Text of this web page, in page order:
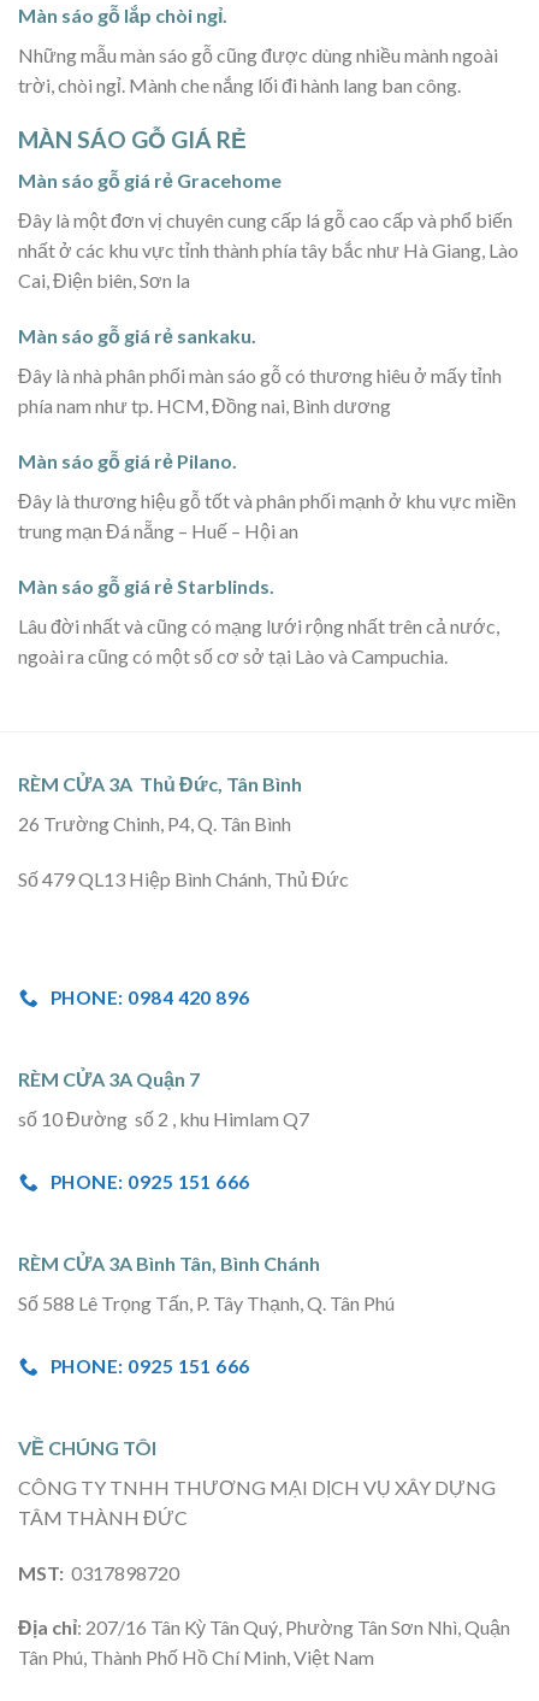
Màn sáo gỗ lắp chòi ngỉ.
Những mẫu màn sáo gỗ cũng được dùng nhiều mành ngoài
trời, chòi ngỉ. Mành che nắng lối đi hành lang ban công.
MÀN SÁO GỖ GIÁ RẺ
Màn sáo gỗ giá rẻ Gracehome
Đây là một đơn vị chuyên cung cấp lá gỗ cao cấp và phổ biến
nhất ở các khu vực tỉnh thành phía tây bắc như Hà Giang, Lào
Cai, Điện biên, Sơn la
Màn sáo gỗ giá rẻ sankaku.
Đây là nhà phân phối màn sáo gỗ có thương hiêu ở mấy tỉnh
phía nam như tp. HCM, Đồng nai, Bình dương
Màn sáo gỗ giá rẻ Pilano.
Đây là thương hiệu gỗ tốt và phân phối mạnh ở khu vực miền
trung mạn Đá nẵng – Huế – Hội an
Màn sáo gỗ giá rẻ Starblinds.
Lâu đời nhất và cũng có mạng lưới rộng nhất trên cả nước,
ngoài ra cũng có một số cơ sở tại Lào và Campuchia.
RÈM CỬA 3A Thủ Đức, Tân Bình
26 Trường Chinh, P4, Q. Tân Bình
Số 479 QL13 Hiệp Bình Chánh, Thủ Đức
PHONE: 0984 420 896
RÈM CỬA 3A Quận 7
số 10 Đường số 2 , khu Himlam Q7
PHONE: 0925 151 666
RÈM CỬA 3A Bình Tân, Bình Chánh
Số 588 Lê Trọng Tấn, P. Tây Thạnh, Q. Tân Phú
PHONE: 0925 151 666
VỀ CHÚNG TÔI
CÔNG TY TNHH THƯƠNG MẠI DỊCH VỤ XÂY DỰNG
TÂM THÀNH ĐỨC
MST: 0317898720
Địa chỉ: 207/16 Tân Kỳ Tân Quý, Phường Tân Sơn Nhì, Quận
Tân Phú, Thành Phố Hồ Chí Minh, Việt Nam